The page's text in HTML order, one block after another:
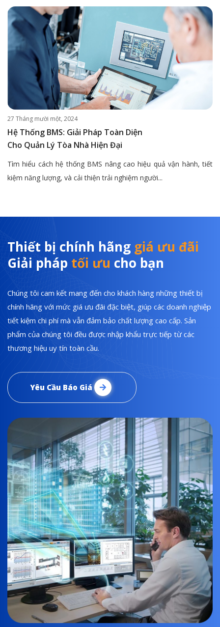
27 Tháng mười một, 2024
Hệ Thống BMS: Giải Pháp Toàn Diện
Cho Quản Lý Tòa Nhà Hiện Đại
Tìm hiểu cách hệ thống BMS nâng cao hiệu quả vận hành, tiết
kiệm năng lượng, và cải thiện trải nghiệm người...
Thiết bị chính hãng giá ưu đãi
Giải pháp tối ưu cho bạn
Chúng tôi cam kết mang đến cho khách hàng những thiết bị
chính hãng với mức giá ưu đãi đặc biệt, giúp các doanh nghiệp
tiết kiệm chi phí mà vẫn đảm bảo chất lượng cao cấp. Sản
phẩm của chúng tôi đều được nhập khẩu trực tiếp từ các
thương hiệu uy tín toàn cầu.
Yêu Cầu Báo Giá